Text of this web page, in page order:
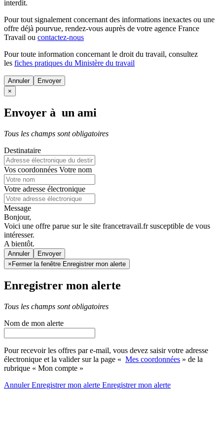
interdit.
Pour tout signalement concernant des informations inexactes ou une
offre déjà pourvue, rendez-vous auprès de votre agence France
Travail ou contactez-nous
Pour toute information concernant le droit du travail, consultez
les fiches pratiques du Ministère du travail
Annuler
×
Envoyer à un ami
Tous les champs sont obligatoires
Destinataire
Vos coordonnées Votre nom
Votre adresse électronique
Message
Bonjour,
Voici une offre parue sur le site francetravail.fr susceptible de vous
intéresser.
A bientôt.
Annuler
× Fermer la fenêtre Enregistrer mon alerte
Enregistrer mon alerte
Tous les champs sont obligatoires
Nom de mon alerte
Pour recevoir les offres par e-mail, vous devez saisir votre adresse
électronique et la valider sur la page « Mes coordonnées » de la
rubrique « Mon compte »
AnnulerEnregistrer mon alerte Enregistrermon alerte